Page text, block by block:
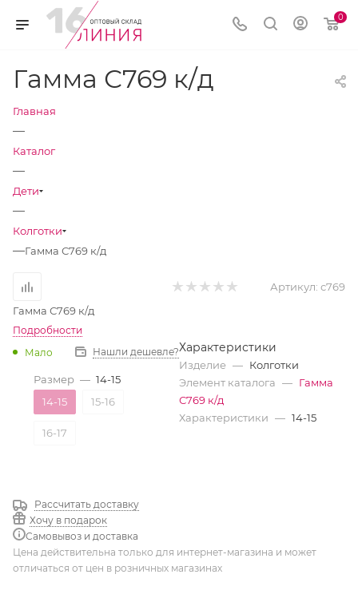
0
Гамма С769 к/д
Главная
—
Каталог
—
Дети
—
Колготки
—Гамма С769 к/д
Артикул: с769
Гамма С769 к/д
Подробности
Мало
Нашли дешевле?
Размер — 14-15
14-15
15-16
16-17
Рассчитать доставку
Хочу в подарок
Самовывоз и доставка
Характеристики
Изделие — Колготки
Элемент каталога — Гамма
С769 к/д
Характеристики — 14-15
Цена действительна только для интернет-магазина и может
отличаться от цен в розничных магазинах